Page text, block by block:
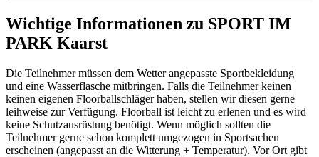
Wichtige Informationen zu SPORT IM
PARK Kaarst
Die Teilnehmer müssen dem Wetter angepasste Sportbekleidung
und eine Wasserflasche mitbringen. Falls die Teilnehmer keinen
keinen eigenen Floorballschläger haben, stellen wir diesen gerne
leihweise zur Verfügung. Floorball ist leicht zu erlenen und es wird
keine Schutzausrüstung benötigt. Wenn möglich sollten die
Teilnehmer gerne schon komplett umgezogen in Sportsachen
erscheinen (angepasst an die Witterung + Temperatur). Vor Ort gibt